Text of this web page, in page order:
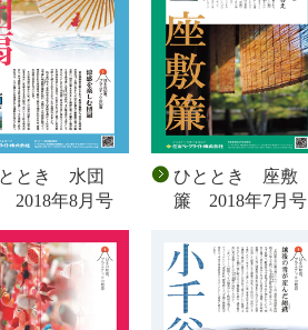
とき 水団
2018年8月号
ひととき 座敷
簾 2018年7月号